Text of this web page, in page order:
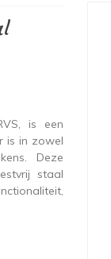
is een
is in zowel
Deze
staal